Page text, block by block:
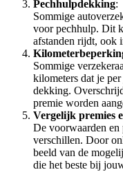
Pechhulpdekking:
Sommige
voor pechhulp. Dit
afstanden rijdt, ook
Sommige
kilometers dat je
dekking.
premie worden
Vergelijk premies
De voorwaarden en
verschillen. Door
beeld van de
die het beste bij